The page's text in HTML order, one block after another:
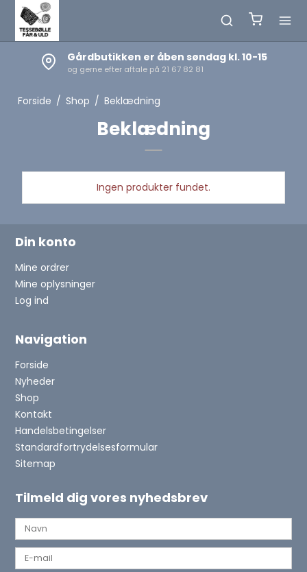
Gårdbutikken er åben søndag kl. 10-15
og gerne efter aftale på 21 67 82 81
Forside / Shop / Beklædning
Beklædning
Ingen produkter fundet.
Din konto
Mine ordrer
Mine oplysninger
Log ind
Navigation
Forside
Nyheder
Shop
Kontakt
Handelsbetingelser
Standardfortrydelsesformular
Sitemap
Tilmeld dig vores nyhedsbrev